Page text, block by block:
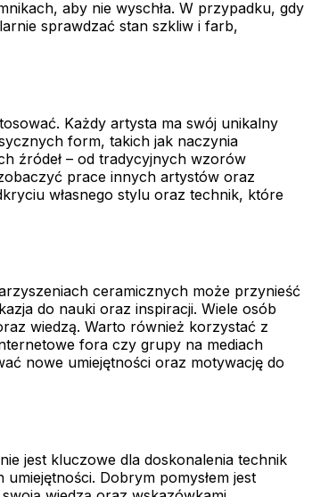
aby nie wyschła. W przypadku, gdy
sprawdzać stan szkliw i farb,
Każdy artysta ma swój unikalny
form, takich jak naczynia
źródeł – od tradycyjnych wzorów
prace innych artystów oraz
własnego stylu oraz technik, które
ceramicznych może przynieść
do nauki oraz inspiracji. Wiele osób
wiedzą. Warto również korzystać z
fora czy grupy na mediach
nowe umiejętności oraz motywację do
jest kluczowe dla doskonalenia technik
Dobrym pomysłem jest